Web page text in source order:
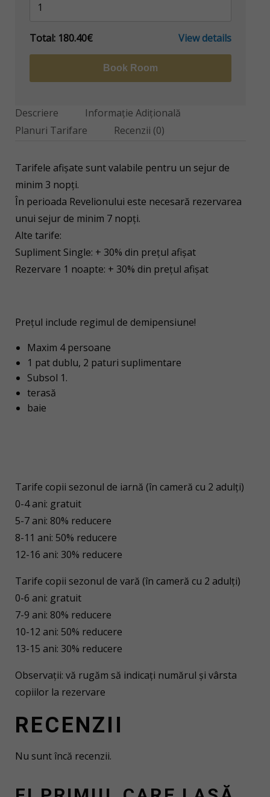
Descriere
Informaţie Adiţională
Planuri Tarifare
Recenzii (0)
Tarifele afișate sunt valabile pentru un sejur de
minim 3 nopți.
În perioada Revelionului este necesară rezervarea
unui sejur de minim 7 nopți.
Alte tarife:
Supliment Single: + 30% din prețul afișat
Rezervare 1 noapte: + 30% din prețul afișat
Prețul include regimul de demipensiune!
Maxim 4 persoane
1 pat dublu, 2 paturi suplimentare
Subsol 1.
terasă
baie
Tarife copii sezonul de iarnă (în cameră cu 2 adulți)
0-4 ani: gratuit
5-7 ani: 80% reducere
8-11 ani: 50% reducere
12-16 ani: 30% reducere
Tarife copii sezonul de vară (în cameră cu 2 adulți)
0-6 ani: gratuit
7-9 ani: 80% reducere
10-12 ani: 50% reducere
13-15 ani: 30% reducere
Observații: vă rugăm să indicați numărul și vârsta
copiilor la rezervare
RECENZII
Nu sunt încă recenzii.
Total: 180.40€ View details
Book Room